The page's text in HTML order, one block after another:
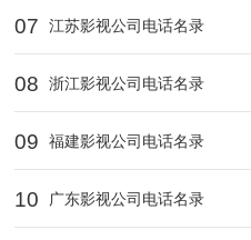
07 江苏影视公司电话名录
08 浙江影视公司电话名录
09 福建影视公司电话名录
10 广东影视公司电话名录